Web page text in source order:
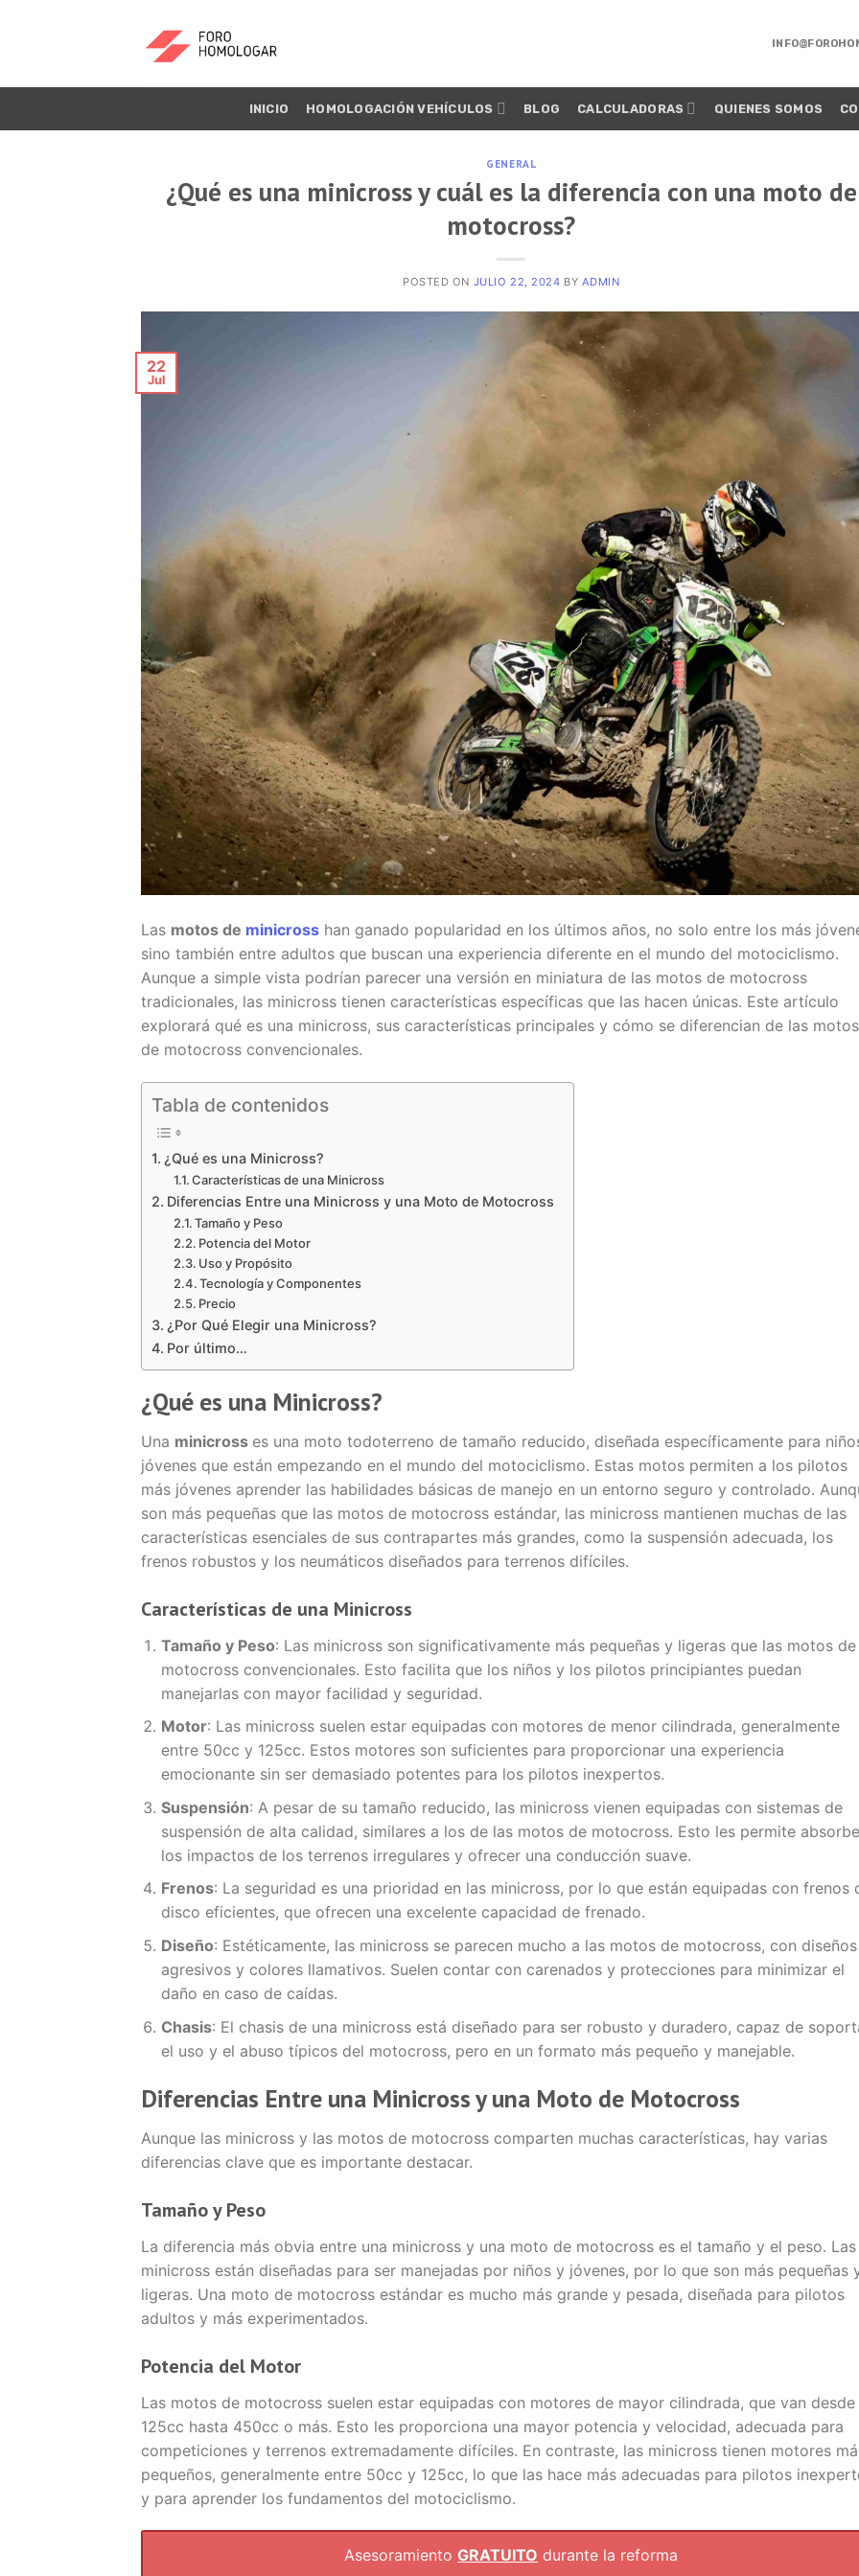
INICIO HOMOLOGACIÓN VEHÍCULOS BLOG CALCULADORAS QUIENES SOMOS
GENERAL
¿Qué es una minicross y cuál es la diferencia con una moto de
motocross?
POSTED ON JULIO 22, 2024 BY ADMIN
22
Jul
Las motos de minicross han ganado popularidad en los últimos años, no solo entre los más
sino también entre adultos que buscan una experiencia diferente en el mundo del motociclismo.
Aunque a simple vista podrían parecer una versión en miniatura de las motos de motocross
tradicionales, las minicross tienen características específicas que las hacen únicas. Este artículo
explorará qué es una minicross, sus características principales y cómo se diferencian de las motos
de motocross convencionales.
Tabla de contenidos
¿Qué es una Minicross?
Características de una Minicross
Diferencias Entre una Minicross y una Moto de Motocross
Tamaño y Peso
Potencia del Motor
Uso y Propósito
Tecnología y Componentes
Precio
¿Por Qué Elegir una Minicross?
Por último…
¿Qué es una Minicross?
Una minicross es una moto todoterreno de tamaño reducido, diseñada específicamente para
jóvenes que están empezando en el mundo del motociclismo. Estas motos permiten a los pilotos
más jóvenes aprender las habilidades básicas de manejo en un entorno seguro y controlado.
son más pequeñas que las motos de motocross estándar, las minicross mantienen muchas de las
características esenciales de sus contrapartes más grandes, como la suspensión adecuada, los
frenos robustos y los neumáticos diseñados para terrenos difíciles.
Características de una Minicross
Tamaño y Peso: Las minicross son significativamente más pequeñas y ligeras que las motos de
motocross convencionales. Esto facilita que los niños y los pilotos principiantes puedan
manejarlas con mayor facilidad y seguridad.
Motor: Las minicross suelen estar equipadas con motores de menor cilindrada, generalmente
entre 50cc y 125cc. Estos motores son suficientes para proporcionar una experiencia
emocionante sin ser demasiado potentes para los pilotos inexpertos.
Suspensión: A pesar de su tamaño reducido, las minicross vienen equipadas con sistemas de
suspensión de alta calidad, similares a los de las motos de motocross. Esto les permite
los impactos de los terrenos irregulares y ofrecer una conducción suave.
Frenos: La seguridad es una prioridad en las minicross, por lo que están equipadas con frenos
disco eficientes, que ofrecen una excelente capacidad de frenado.
Diseño: Estéticamente, las minicross se parecen mucho a las motos de motocross, con diseños
agresivos y colores llamativos. Suelen contar con carenados y protecciones para minimizar el
daño en caso de caídas.
Chasis: El chasis de una minicross está diseñado para ser robusto y duradero, capaz de
el uso y el abuso típicos del motocross, pero en un formato más pequeño y manejable.
Diferencias Entre una Minicross y una Moto de Motocross
Aunque las minicross y las motos de motocross comparten muchas características, hay varias
diferencias clave que es importante destacar.
Tamaño y Peso
La diferencia más obvia entre una minicross y una moto de motocross es el tamaño y el peso. Las
minicross están diseñadas para ser manejadas por niños y jóvenes, por lo que son más pequeñas
ligeras. Una moto de motocross estándar es mucho más grande y pesada, diseñada para pilotos
adultos y más experimentados.
Potencia del Motor
Las motos de motocross suelen estar equipadas con motores de mayor cilindrada, que van desde
125cc hasta 450cc o más. Esto les proporciona una mayor potencia y velocidad, adecuada para
competiciones y terrenos extremadamente difíciles. En contraste, las minicross tienen motores
pequeños, generalmente entre 50cc y 125cc, lo que las hace más adecuadas para pilotos
y para aprender los fundamentos del motociclismo.
AsesoramientoGRATUITO durante la reforma